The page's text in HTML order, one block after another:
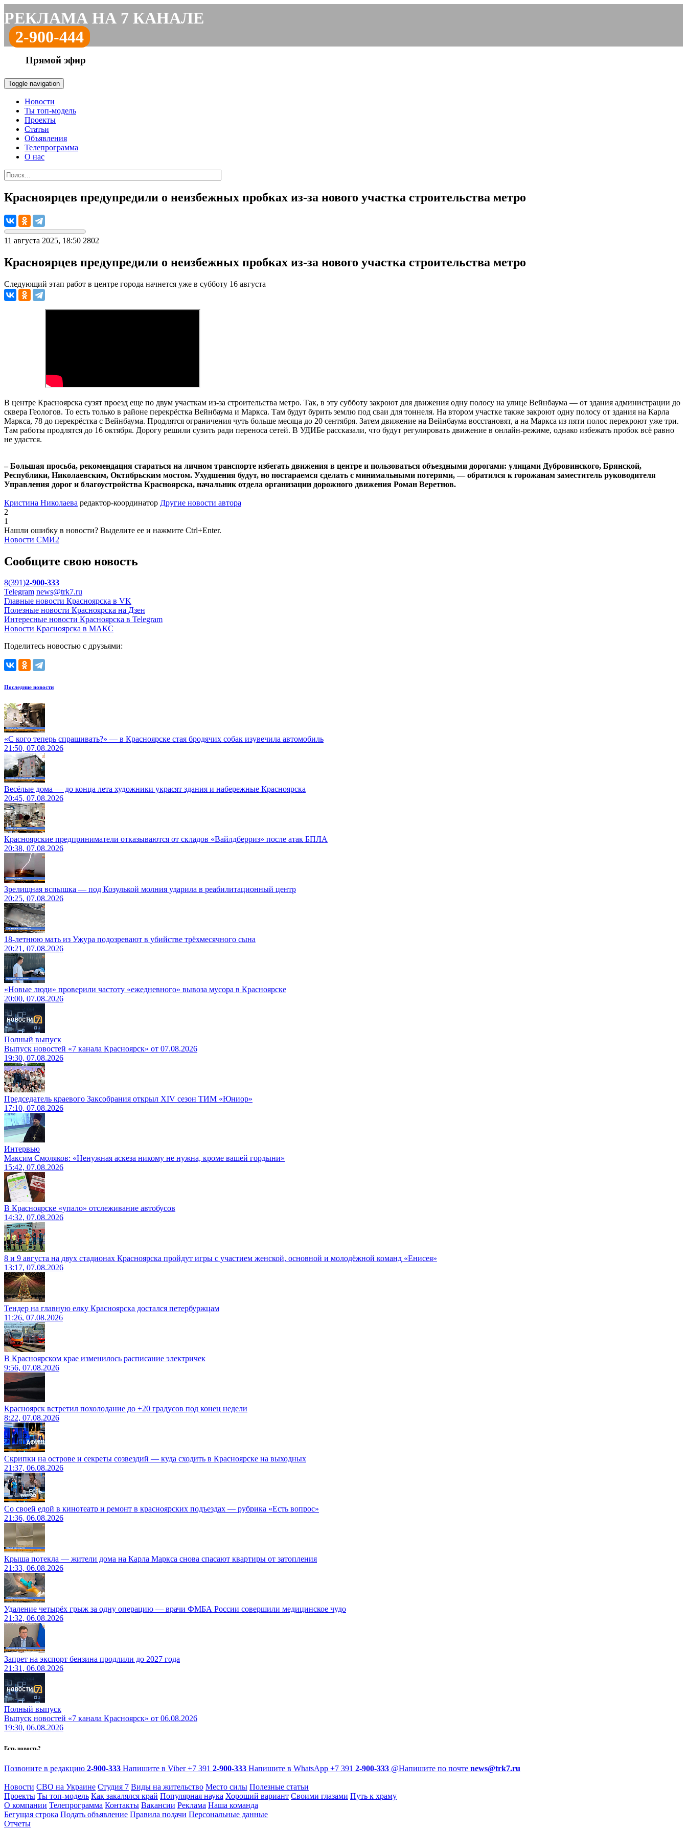
РЕКЛАМА НА 7 КАНАЛЕ
2-900-444
Прямой эфир
Toggle navigation
Новости
Ты топ-модель
Проекты
Статьи
Объявления
Телепрограмма
О нас
Красноярцев предупредили о неизбежных пробках из-за нового участка строительства метро
11 августа 2025, 18:50 2802
Красноярцев предупредили о неизбежных пробках из-за нового участка строительства метро
Следующий этап работ в центре города начнется уже в субботу 16 августа
В центре Красноярска сузят проезд еще по двум участкам из-за строительства метро. Так, в эту субботу закроют для движения одну полосу на улице Вейнбаума — от здания администрации до
сквера Геологов. То есть только в районе перекрёстка Вейнбаума и Маркса. Там будут бурить землю под сваи для тоннеля. На втором участке также закроют одну полосу от здания на Карла
Маркса, 78 до перекрёстка с Вейнбаума. Продлятся ограничения чуть больше месяца до 20 сентября. Затем движение на Вейнбаума восстановят, а на Маркса из пяти полос перекроют уже три.
Там работы продлятся до 16 октября. Дорогу решили сузить ради переноса сетей. В УДИБе рассказали, что будут регулировать движение в онлайн-режиме, однако избежать пробок всё равно
не удастся.
– Большая просьба, рекомендация стараться на личном транспорте избегать движения в центре и пользоваться объездными дорогами: улицами Дубровинского, Брянской,
Республики, Николаевским, Октябрьским мостом. Ухудшения будут, но постараемся сделать с минимальными потерями, — обратился к горожанам заместитель руководителя
Управления дорог и благоустройства Красноярска, начальник отдела организации дорожного движения Роман Веретнов.
Кристина Николаева редактор-координатор Другие новости автора
2
1
Нашли ошибку в новости? Выделите ее и нажмите Ctrl+Enter.
Новости СМИ2
Сообщите свою новость
8(391)2-900-333
Telegram news@trk7.ru
Главные новости Красноярска в VK
Полезные новости Красноярска на Дзен
Интересные новости Красноярска в Telegram
Новости Красноярска в МАКС
Поделитесь новостью с друзьями:
Последние новости
«С кого теперь спрашивать?» — в Красноярске стая бродячих собак изувечила автомобиль
21:50, 07.08.2026
Весёлые дома — до конца лета художники украсят здания и набережные Красноярска
20:45, 07.08.2026
Красноярские предприниматели отказываются от складов «Вайлдберриз» после атак БПЛА
20:38, 07.08.2026
Зрелищная вспышка — под Козулькой молния ударила в реабилитационный центр
20:25, 07.08.2026
18-летнюю мать из Ужура подозревают в убийстве трёхмесячного сына
20:21, 07.08.2026
«Новые люди» проверили частоту «ежедневного» вывоза мусора в Красноярске
20:00, 07.08.2026
Полный выпуск
Выпуск новостей «7 канала Красноярск» от 07.08.2026
19:30, 07.08.2026
Председатель краевого Заксобрания открыл XIV сезон ТИМ «Юниор»
17:10, 07.08.2026
Интервью
Максим Смоляков: «Ненужная аскеза никому не нужна, кроме вашей гордыни»
15:42, 07.08.2026
В Красноярске «упало» отслеживание автобусов
14:32, 07.08.2026
8 и 9 августа на двух стадионах Красноярска пройдут игры с участием женской, основной и молодёжной команд «Енисея»
13:17, 07.08.2026
Тендер на главную елку Красноярска достался петербуржцам
11:26, 07.08.2026
В Красноярском крае изменилось расписание электричек
9:56, 07.08.2026
Красноярск встретил похолодание до +20 градусов под конец недели
8:22, 07.08.2026
Скрипки на острове и секреты созвездий — куда сходить в Красноярске на выходных
21:37, 06.08.2026
Со своей едой в кинотеатр и ремонт в красноярских подъездах — рубрика «Есть вопрос»
21:36, 06.08.2026
Крыша потекла — жители дома на Карла Маркса снова спасают квартиры от затопления
21:33, 06.08.2026
Удаление четырёх грыж за одну операцию — врачи ФМБА России совершили медицинское чудо
21:32, 06.08.2026
Запрет на экспорт бензина продлили до 2027 года
21:31, 06.08.2026
Полный выпуск
Выпуск новостей «7 канала Красноярск» от 06.08.2026
19:30, 06.08.2026
Есть новость?
Позвоните в редакцию 2-900-333 Напишите в Viber +7 391 2-900-333 Напишите в WhatsApp +7 391 2-900-333 @Напишите по почте news@trk7.ru
Новости СВО на Украине Студия 7 Виды на жительство Место силы Полезные статьи
Проекты Ты топ-модель Как закалялся край Популярная наука Хороший вариант Своими глазами Путь к храму
О компании Телепрограмма Контакты Вакансии Реклама Наша команда
Бегущая строка Подать объявление Правила подачи Персональные данные
Отчеты